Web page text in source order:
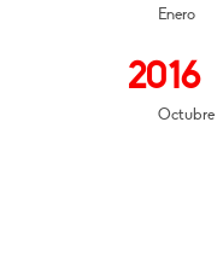
Enero
2016
Octubre